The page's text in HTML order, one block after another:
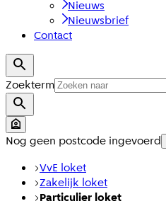
Nieuws
Nieuwsbrief
Contact
Zoekterm
Nog geen postcode ingevoerd
VvE loket
Zakelijk loket
Particulier loket